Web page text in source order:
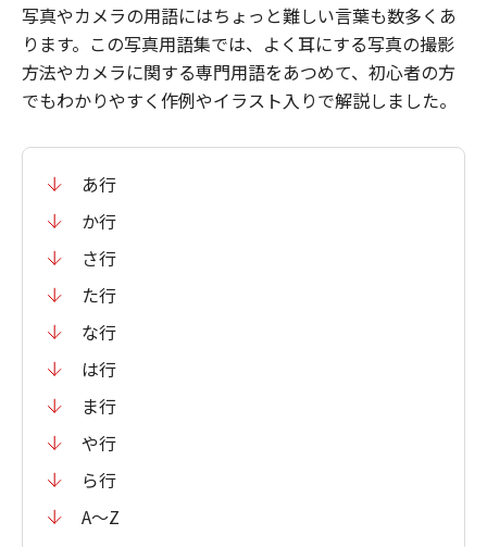
写真やカメラの用語にはちょっと難しい言葉も数多くあ
ります。この写真用語集では、よく耳にする写真の撮影
方法やカメラに関する専門用語をあつめて、初心者の方
でもわかりやすく作例やイラスト入りで解説しました。
あ行
か行
さ行
た行
な行
は行
ま行
や行
ら行
A〜Z